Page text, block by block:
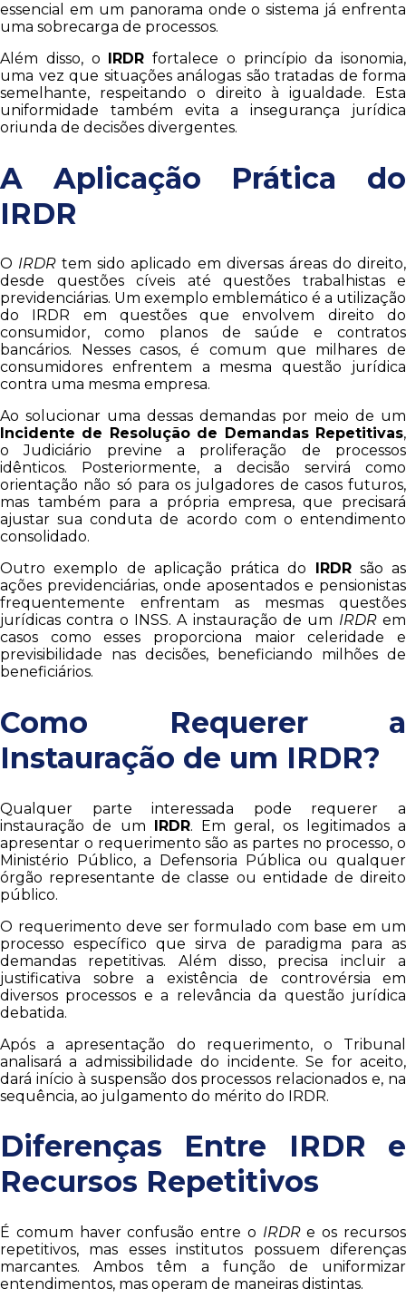
essencial em um panorama onde o sistema já enfrenta
uma sobrecarga de processos.
Além disso, o
IRDR fortalece o princípio da isonomia,
uma vez que situações análogas são tratadas de forma
semelhante, respeitando o direito à igualdade. Esta
uniformidade também evita a insegurança jurídica
oriunda de decisões divergentes.
A Aplicação Prática do
IRDR
O IRDR tem sido aplicado em diversas áreas do direito,
desde questões cíveis até questões trabalhistas e
previdenciárias. Um exemplo emblemático é a utilização
do IRDR em questões que envolvem direito do
consumidor, como planos de saúde e contratos
bancários. Nesses casos, é comum que milhares de
consumidores enfrentem a mesma questão jurídica
contra uma mesma empresa.
Ao solucionar uma dessas demandas por meio de um
Incidente de Resolução de Demandas Repetitivas,
o Judiciário previne a proliferação de processos
idênticos. Posteriormente, a decisão servirá como
orientação não só para os julgadores de casos futuros,
mas também para a própria empresa, que precisará
ajustar sua conduta de acordo com o entendimento
consolidado.
Outro exemplo de aplicação prática do
IRDRsão as
ações previdenciárias, onde aposentados e pensionistas
frequentemente enfrentam as mesmas questões
jurídicas contra o INSS. A instauração de um IRDRem
casos como esses proporciona maior celeridade e
previsibilidade nas decisões, beneficiando milhões de
beneficiários.
Como Requerer a
Instauração de um IRDR?
Qualquer parte interessada pode requerer a
instauração de um IRDR. Em geral, os legitimados a
apresentar o requerimento são as partes no processo, o
Ministério Público, a Defensoria Pública ou qualquer
órgão representante de classe ou entidade de direito
público.
O requerimento deve ser formulado com base em um
processo específico que sirva de paradigma para as
demandas repetitivas. Além disso, precisa incluir a
justificativa sobre a existência de controvérsia em
diversos processos e a relevância da questão jurídica
debatida.
Após a apresentação do requerimento, o Tribunal
analisará a admissibilidade do incidente. Se for aceito,
dará início à suspensão dos processos relacionados e, na
sequência, ao julgamento do mérito do IRDR.
Diferenças Entre IRDR e
Recursos Repetitivos
É comum haver confusão entre o IRDRe os recursos
repetitivos, mas esses institutos possuem diferenças
marcantes. Ambos têm a função de uniformizar
entendimentos, mas operam de maneiras distintas.